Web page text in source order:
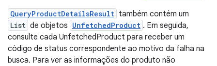
QueryProductDetailsResult também contém um
List de objetos UnfetchedProduct . Em seguida,
consulte cada UnfetchedProduct para receber um
código de status correspondente ao motivo da falha na
busca. Para ver as informações do produto não